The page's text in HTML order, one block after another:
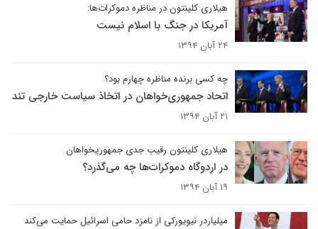
هیلاری کلینتون در مناظره دموکرات‌ها:
آمریکا در جنگ با اسلام نیست
۲۴ آبان ۱۳۹۴
چه کسی برنده مناظره چهارم بود؟
اتحاد جمهوری‌خواهان در اتخاذ سیاست خارجی تند
۲۱ آبان ۱۳۹۴
هیلاری کلینتون رقیب جدی جمهوریخواهان
در اردوگاه دموکرات‌ها چه می‌گذرد؟
۱۹ آبان ۱۳۹۴
میلیاردر نیویورکی از نامزد حامی اسرائیل حمایت می‌کند